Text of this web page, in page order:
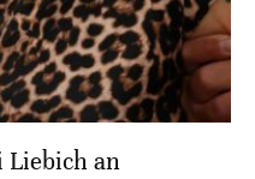
Liebich an